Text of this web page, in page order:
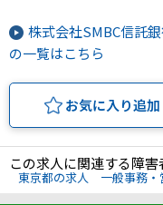
株式会社SMBC信託
の一覧はこちら
お気に入り追加
この求人に関連する障
東京都の求人 一般事務